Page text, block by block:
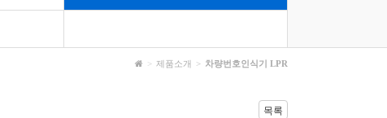
제품소개 차량번호인식기 LPR
목록